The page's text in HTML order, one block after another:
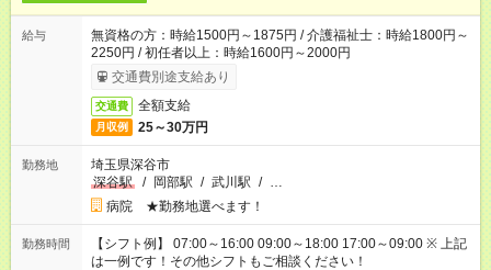
給与
無資格の方：時給1500円～1875円 / 介護福祉士：時給1800円～
2250円 / 初任者以上：時給1600円～2000円
交通費別途支給あり
交通費 全額支給
月収例 25～30万円
勤務地
埼玉県深谷市
深谷駅
/ 岡部駅 / 武川駅 / …
病院 ★勤務地選べます！
勤務時間
【シフト例】 07:00～16:00 09:00～18:00 17:00～09:00 ※ 上記
は一例です！その他シフトもご相談ください！